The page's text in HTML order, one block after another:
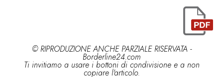
© RIPRODUZIONE ANCHE PARZIALE RISERVATA -
Borderline24.com
Ti invitiamo a usare i bottoni di condivisione e a non
copiare l'articolo.